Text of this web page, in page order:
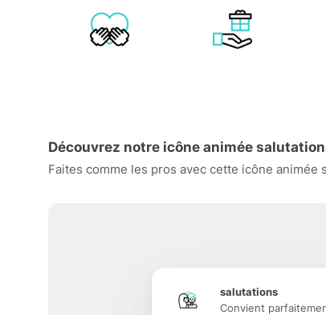
Découvrez notre icône animée
Faites comme les pros avec cette icône
salutations
Convient